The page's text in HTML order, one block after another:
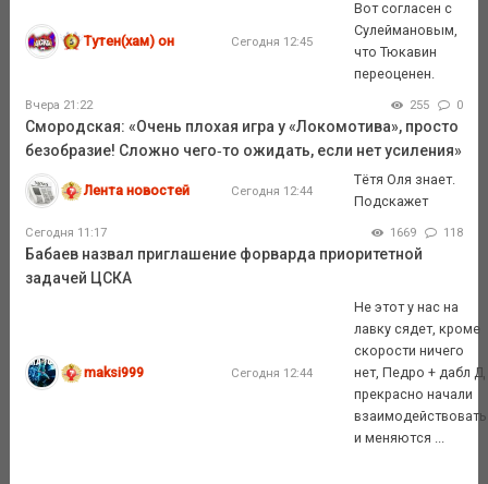
Тутен(хам) он Сегодня 12:45
Вот согласен с
Сулеймановым,
что Тюкавин
переоценен.
Вчера 21:22 255 0
Смородская: «Очень плохая игра у «Локомотива», просто
безобразие! Сложно чего‑то ожидать, если нет усиления»
Лента новостей Сегодня 12:44
Тëтя Оля знает.
Подскажет
Сегодня 11:17 1669 118
Бабаев назвал приглашение форварда приоритетной
задачей ЦСКА
maksi999 Сегодня 12:44
Не этот у нас на
лавку сядет, кроме
скорости ничего
нет, Педро + дабл Д
прекрасно начали
взаимодействовать
и меняются ...